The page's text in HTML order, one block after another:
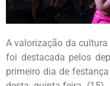
A valorização da
foi destacada pelos
primeiro dia de festança